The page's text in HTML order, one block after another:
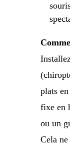
plats
fixe en
ou un
Cela